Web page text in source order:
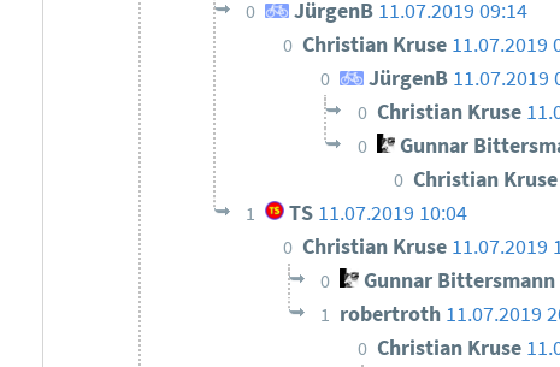
0 JürgenB 11.07.2019 09:14
0 Christian Kruse 11.07.2019
0 JürgenB 11.07.2019
0 Christian Kruse
0 Gunnar
0 Christian Kruse
1 TS 11.07.2019 10:04
0 Christian Kruse 11.07.2019
0 Gunnar Bittersmann
1 robertroth 11.07.2019
0 Christian Kruse